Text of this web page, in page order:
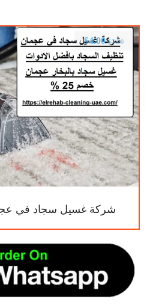
شركة غسيل سجاد في عجمان
$7.00
$4.00